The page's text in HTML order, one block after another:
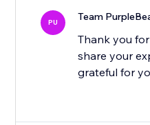
PU Team
Thank you
share your
grateful for